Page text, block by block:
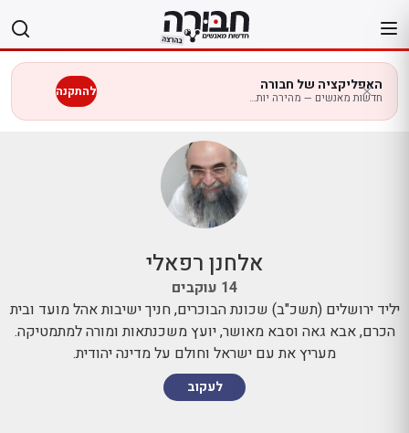
לתוכן
האפליקציה של חבורה
חדשות מאנשים — מהירה יותר בנייד להתקנה
אלחנן רפאלי
14 עוקבים
יליד ירושלים (תשכ"ב) שכונת הבוכרים, חניך ישיבות אהל מועד ובית
הכרם, אבא גאה וסבא מאושר, יועץ משכנתאות ומורה למתמטיקה.
מעריץ את עם ישראל וחולם על מדינה יהודית.
לעקוב